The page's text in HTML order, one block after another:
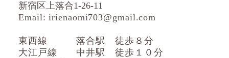
​新宿区上落合1-26-11
Email:irienaomi703@gmail.com
東西線 落合駅 徒歩８分
大江戸線 中井駅 徒歩１０分